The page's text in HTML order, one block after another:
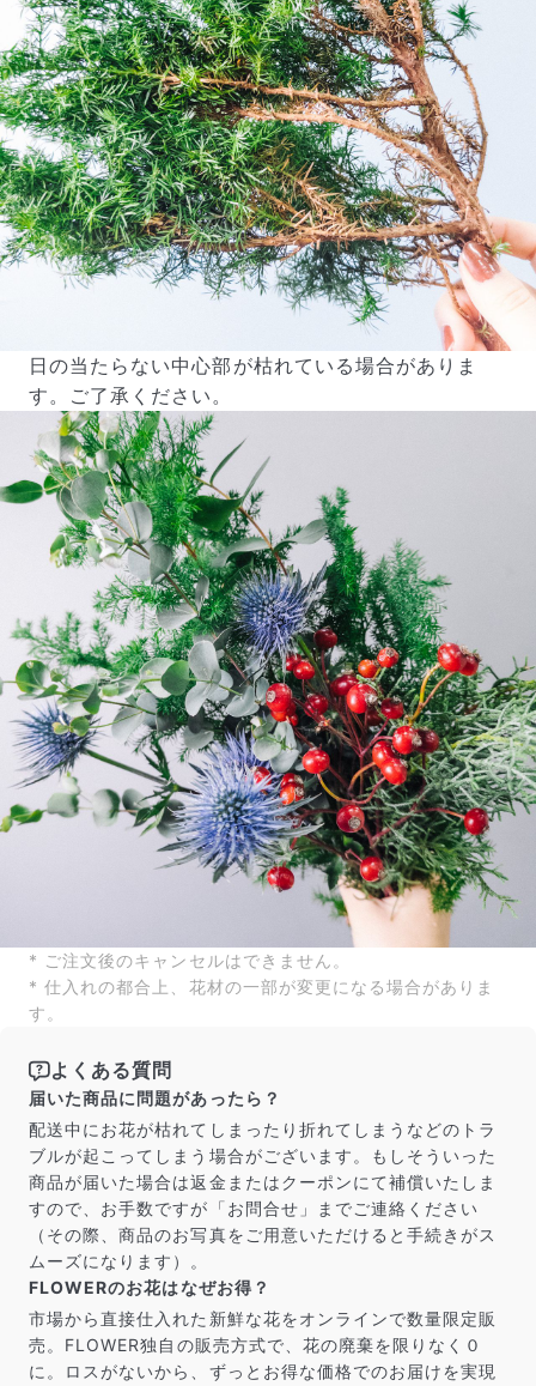
写真と同じものが届く？
商品ページに掲載している写真は、実際にお届けする商
品を撮影したものです。お花は生き物なので、どうして
も色味やサイズ・咲き方に個体差はありますが、できる
だけ写真のイメージに近いものをお届けできるように人
の目でチェックをしています。
よくある質問
Q. 毎月自動でお花が届くサービスですか？
いいえ、毎月自動でお届けするサービスではありません。好
きな時に好きな花をご注文いただけます。
Q. 配送できないエリアはありますか？
ただいま沖縄・離島エリアへの配送には対応しておりませ
Q. 配送日時は指定できますか？
お花をベストなタイミングで発送しているため、お届け日の
指定はできません。受け取り時間帯は、発送後にクロネコヤ
マトのアプリから変更可能です。
ご注文後一定時間内であればキャンセル可能です。
日の当たらない中心部が枯れている場合がありま
す。ご了承ください。
* ご注文後のキャンセルはできません。
* 仕入れの都合上、花材の一部が変更になる場合がありま
す。
よくある質問
届いた商品に問題があったら？
配送中にお花が枯れてしまったり折れてしまうなどのトラ
ブルが起こってしまう場合がございます。もしそういった
商品が届いた場合は返金またはクーポンにて補償いたしま
すので、お手数ですが「お問合せ」までご連絡ください
（その際、商品のお写真をご用意いただけると手続きがス
ムーズになります）。
FLOWERのお花はなぜお得？
市場から直接仕入れた新鮮な花をオンラインで数量限定販
売。FLOWER独自の販売方式で、花の廃棄を限りなく０
に。ロスがないから、ずっとお得な価格でのお届けを実現